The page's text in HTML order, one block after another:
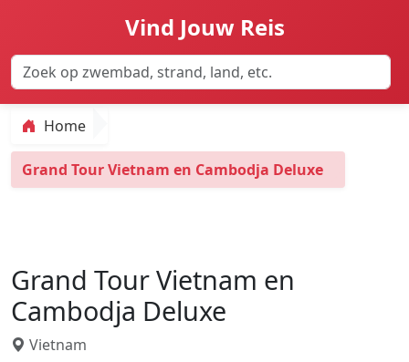
Vind Jouw Reis
Home
Grand Tour Vietnam en Cambodja Deluxe
Grand Tour Vietnam en
Cambodja Deluxe
Vietnam